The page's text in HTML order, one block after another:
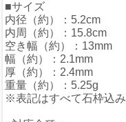
■サイズ
内径（約）：5.2cm
内周（約）：15.8cm
空き幅（約）：13mm
幅（約）：2.1mm
厚（約）：2.4mm
重量（約）：5.25g
※表記はすべて石枠込み